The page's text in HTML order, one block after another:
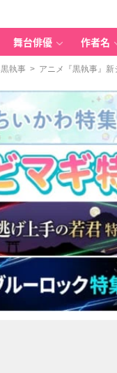
舞台俳優 作者名
黒執事 > アニメ『黒執事』新